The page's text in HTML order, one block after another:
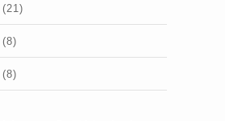
(21)
(8)
(8)